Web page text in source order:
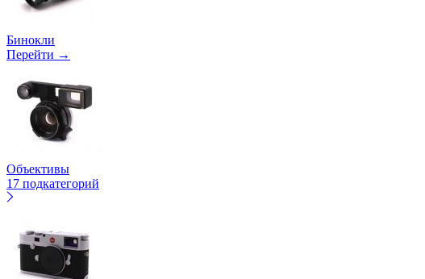
Бинокли
Перейти →
Объективы
17 подкатегорий